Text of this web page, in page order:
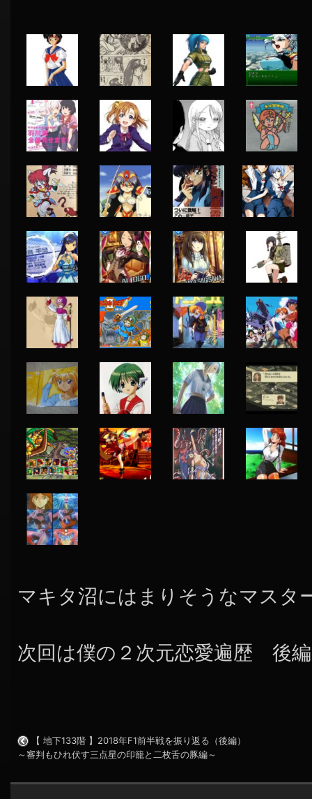
マキタ沼にはまりそうなマスタ
次回は僕の２次元恋愛遍歴 後編
【 地下133階 】2018年F1前半戦を振り返る（後編）
～審判もひれ伏す三点星の印籠と二枚舌の豚編～